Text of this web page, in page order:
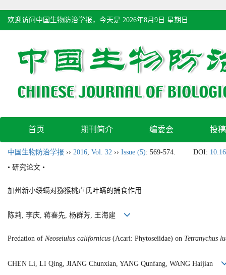
欢迎访问中国生物防治学报，今天是 2026年8月9日 星期日
首页 期刊简介 编委会 投
中国生物防治学报 ›› 2016, Vol. 32 ›› Issue (5): 569-574. DOI:
• 研究论文 •
加州新小绥螨对猕猴桃卢氏叶螨的捕食作用
陈莉, 李庆, 蒋春先, 杨群芳, 王海建
Predation of Neoseiulus californicus (Acari: Phytoseiidae) on Tetranychus
CHEN Li, LI Qing, JIANG Chunxian, YANG Qunfang, WANG Haijian